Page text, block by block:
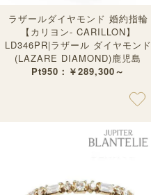
ラザールダイヤモンド 婚約指輪
【カリヨン- CARILLON】
LD346PR|ラザール ダイヤモンド
(LAZARE DIAMOND)鹿児島
Pt950：￥289,300～